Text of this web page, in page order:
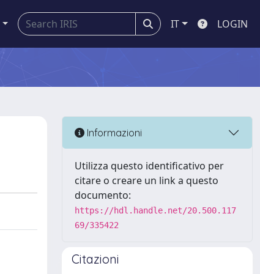
IT LOGIN
Informazioni
Utilizza questo identificativo per
citare o creare un link a questo
documento:
https://hdl.handle.net/20.500.117
69/335422
Citazioni